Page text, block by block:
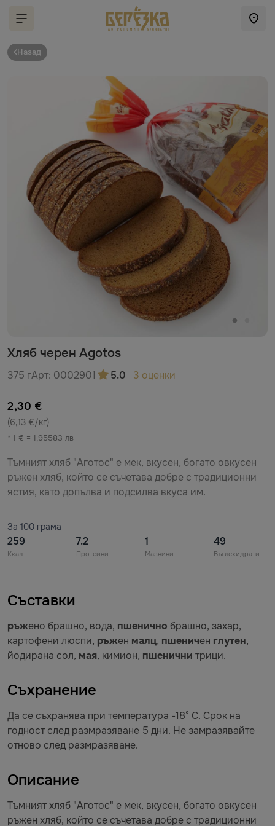
Назад
Хляб черен Agotos
375 гАрт: 0002901 5.0 3 оценки
2,30 €
(6,13 €/кг)
* 1 € = 1,95583 лв
Тъмният хляб "Аготос" е мек, вкусен, богато овкусен
ръжен хляб, който се съчетава добре с традиционни
ястия, като допълва и подсилва вкуса им.
За 100 грама
259
Ккал
7.2
Протеини
1
Мазнини
49
Въглехидрати
Съставки
ръжено брашно, вода, пшенично брашно, захар,
картофени люспи, ръжен малц, пшеничен глутен,
йодирана сол, мая, кимион, пшенични трици.
Съхранение
Да се съхранява при температура -18° С. Срок на
годност след размразяване 5 дни. Не замразявайте
отново след размразяване.
Описание
Тъмният хляб "Аготос" е мек, вкусен, богато овкусен
ръжен хляб, който се съчетава добре с традиционни